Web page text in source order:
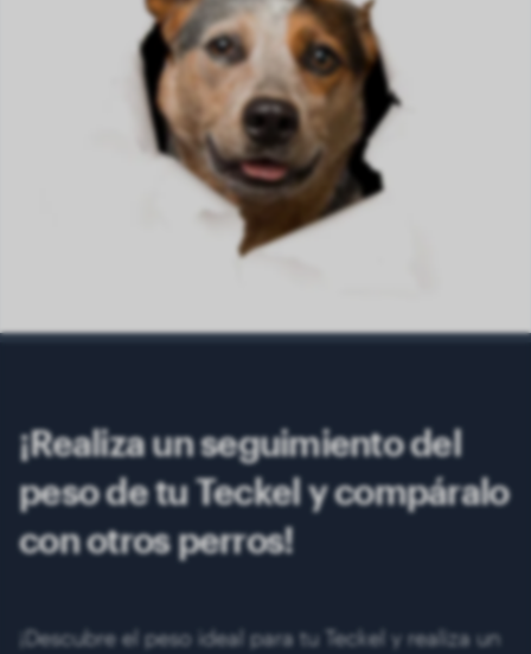
¡Realiza un seguimiento del
peso de tu Teckel y compáralo
con otros perros!
¡Descubre el peso ideal para tu Teckel y realiza un